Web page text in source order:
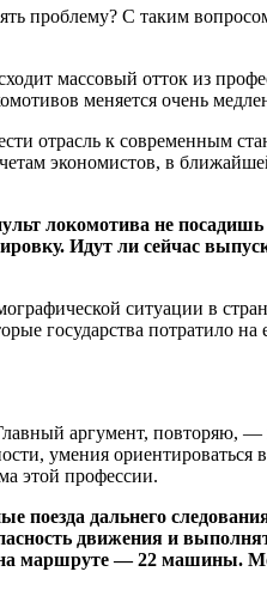
проблему? С таким
массовый отток из
меняется очень
отрасль к современным
экономистов, в
локомотива не посадишь
Идут ли сейчас
ситуации в
государства потратило
аргумент, повторяю,
умения
этой профессии.
поезда дальнего
движения и
на маршруте — 22 машины.